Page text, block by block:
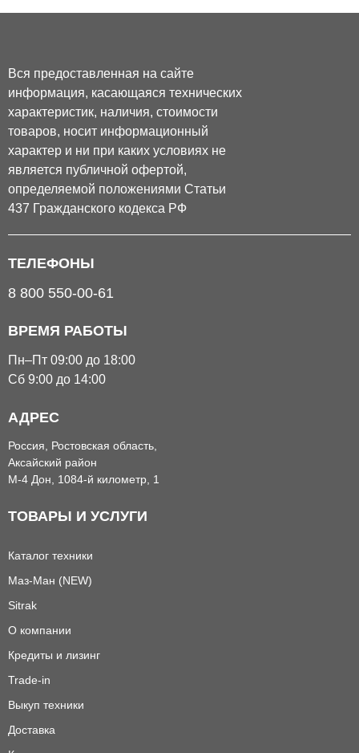
Вся предоставленная на сайте
информация, касающаяся технических
характеристик, наличия, стоимости
товаров, носит информационный
характер и ни при каких условиях не
является публичной офертой,
определяемой положениями Статьи
437 Гражданского кодекса РФ
ТЕЛЕФОНЫ
8 800 550-00-61
ВРЕМЯ РАБОТЫ
Пн–Пт 09:00 до 18:00
Сб 9:00 до 14:00
АДРЕС
Россия, Ростовская область,
Аксайский район
М-4 Дон, 1084-й километр, 1
ТОВАРЫ И УСЛУГИ
Каталог техники
Маз-Ман (NEW)
Sitrak
О компании
Кредиты и лизинг
Trade-in
Выкуп техники
Доставка